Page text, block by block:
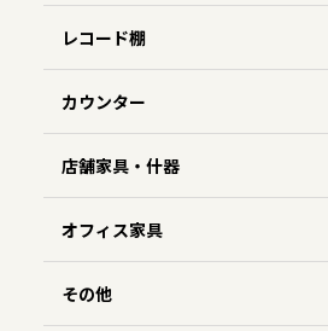
レコード棚
カウンター
店舗家具・什器
オフィス家具
その他